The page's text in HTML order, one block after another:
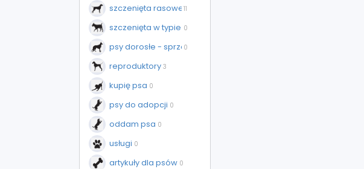
szczenięta rasowe - sprzedaż
11
szczenięta w typie rasy - sprzedaż
0
psy dorosłe - sprzedaż
0
reproduktory 3
kupię psa 0
psy do adopcji 0
oddam psa 0
usługi 0
artykuły dla psów 0